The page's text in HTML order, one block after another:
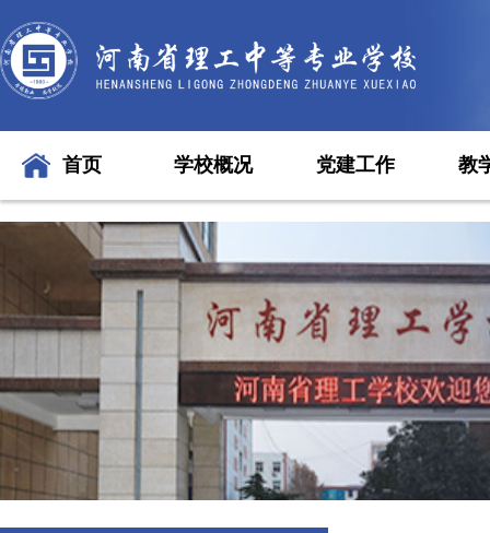
首页 学校概况 党建工作 教